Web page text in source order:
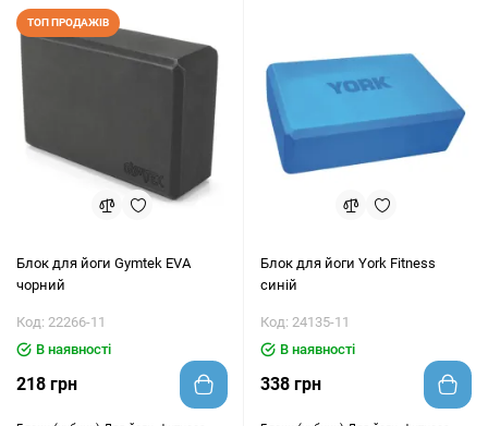
ТОП ПРОДАЖІВ
Блок для йоги Gymtek EVA
чорний
Код: 22266-11
В наявності
218 грн
Блок для йоги York Fitness
синій
Код: 24135-11
В наявності
338 грн